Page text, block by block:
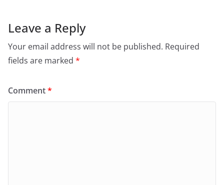
Leave a Reply
Your email address will not be published. Required
fields are marked *
Comment*